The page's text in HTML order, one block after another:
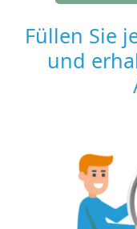
Füllen Sie
und